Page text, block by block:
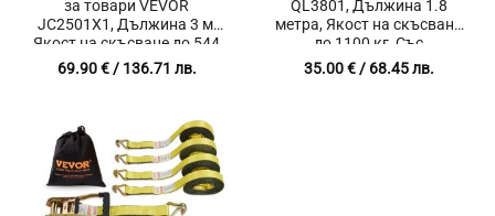
за товари VEVOR
JC2501X1, Дължина 3 м,
Якост на скъсване до 544
кг, Комплект 4 броя
69.90€/ 136.71 лв.
QL3801, Дължина 1.8
метра, Якост на скъсване
до 1100 кг, Със
заключващи карабинери,
Комплект 2 броя
35.00€/ 68.45 лв.